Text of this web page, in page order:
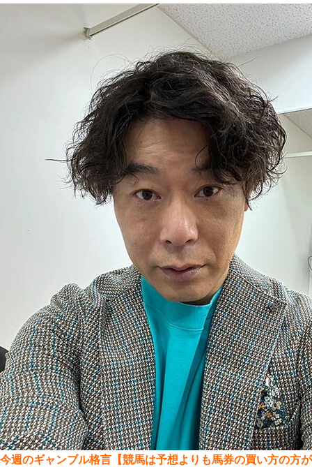
今週のギャンブル格言【競馬は予想よりも馬券の買い方の方が